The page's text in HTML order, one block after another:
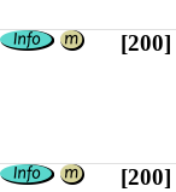
[200]
[200]